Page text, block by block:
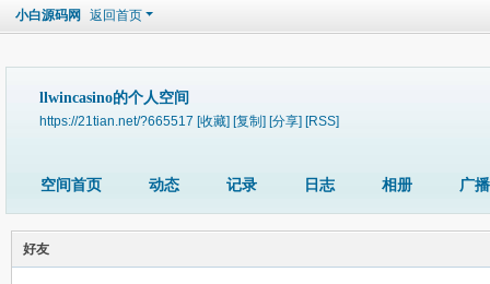
小白源码网 返回首页
llwincasino的个人空间
https://21tian.net/?665517 [收藏] [复制] [分享] [RSS]
空间首页 动态 记录 日志 相册 广播
好友